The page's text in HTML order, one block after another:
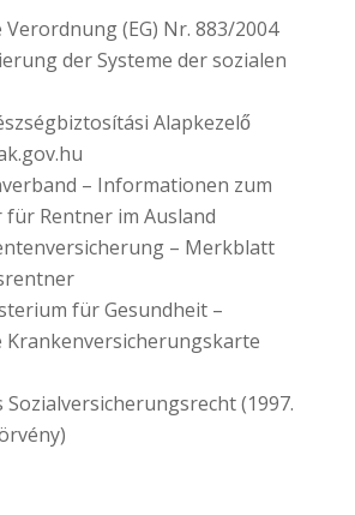
Verordnung (EG) Nr. 883/2004
der Systeme der sozialen
Alapkezelő
– Informationen zum
für Rentner im Ausland
– Merkblatt
für Gesundheit –
Krankenversicherungskarte
Sozialversicherungsrecht (1997.